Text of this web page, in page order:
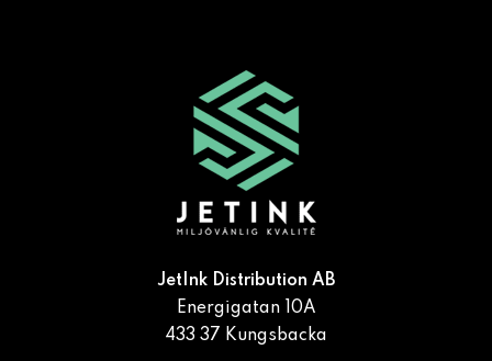
JetInk Distribution AB
Energigatan 10A
433 37 Kungsbacka